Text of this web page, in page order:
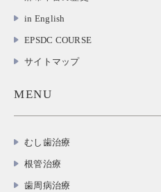
in English
EPSDC COURSE
サイトマップ
MENU
むし歯治療
根管治療
歯周病治療